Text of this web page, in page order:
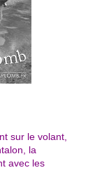
sur le volant,
la
avec les